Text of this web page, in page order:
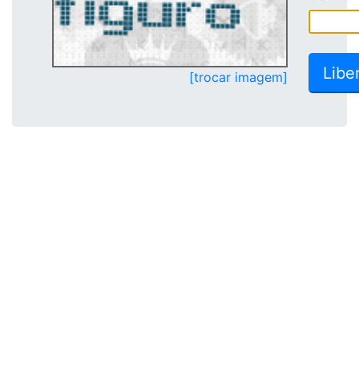
[trocar imagem]